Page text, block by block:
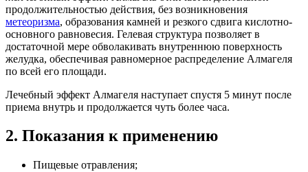
продолжительностью действия, без возникновения
метеоризма, образования камней и резкого сдвига кислотно-
основного равновесия. Гелевая структура позволяет в
достаточной мере обволакивать внутреннюю поверхность
желудка, обеспечивая равномерное распределение Алмагеля
по всей его площади.
Лечебный эффект Алмагеля наступает спустя 5 минут после
приема внутрь и продолжается чуть более часа.
2. Показания к применению
Пищевые отравления;